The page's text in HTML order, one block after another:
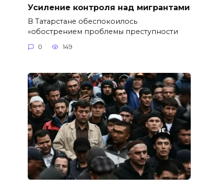
Усиление контроля над мигрантами
В Татарстане обеспокоилось
«обострением проблемы преступности
0 149